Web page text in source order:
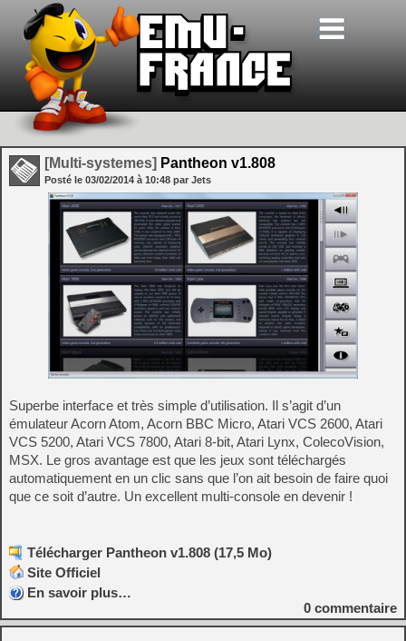
[Multi-systemes] Pantheon v1.808
Posté le 03/02/2014 à 10:48 par Jets
Superbe interface et très simple d’utilisation. Il s’agit d’un
émulateur Acorn Atom, Acorn BBC Micro, Atari VCS 2600, Atari
VCS 5200, Atari VCS 7800, Atari 8-bit, Atari Lynx, ColecoVision,
MSX. Le gros avantage est que les jeux sont téléchargés
automatiquement en un clic sans que l’on ait besoin de faire quoi
que ce soit d’autre. Un excellent multi-console en devenir !
Télécharger Pantheon v1.808 (17,5 Mo)
Site Officiel
En savoir plus…
0 commentaire